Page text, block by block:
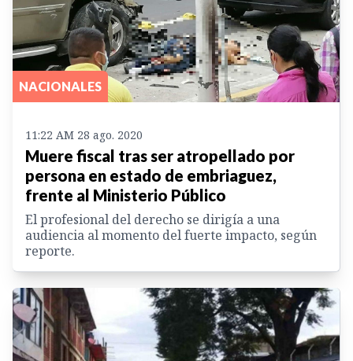
NACIONALES
11:22 AM 28 ago. 2020
Muere fiscal tras ser atropellado por
persona en estado de embriaguez,
frente al Ministerio Público
El profesional del derecho se dirigía a una
audiencia al momento del fuerte impacto, según
reporte.